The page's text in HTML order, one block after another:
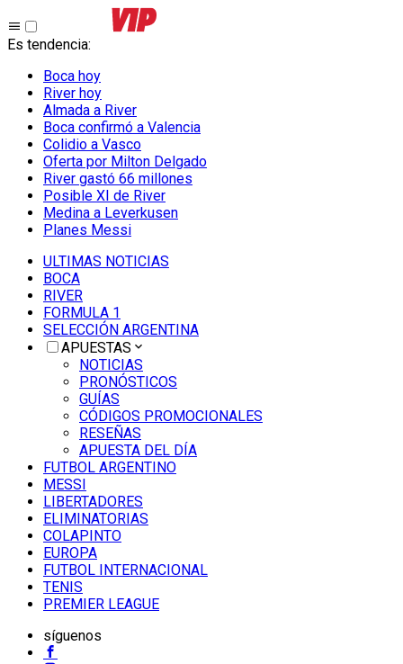
Es tendencia:
Boca hoy
River hoy
Almada a River
Boca confirmó a Valencia
Colidio a Vasco
Oferta por Milton Delgado
River gastó 66 millones
Posible XI de River
Medina a Leverkusen
Planes Messi
ULTIMAS NOTICIAS
BOCA
RIVER
FORMULA 1
SELECCIÓN ARGENTINA
APUESTAS
NOTICIAS
PRONÓSTICOS
GUÍAS
CÓDIGOS PROMOCIONALES
RESEÑAS
APUESTA DEL DÍA
FUTBOL ARGENTINO
MESSI
LIBERTADORES
ELIMINATORIAS
COLAPINTO
EUROPA
FUTBOL INTERNACIONAL
TENIS
PREMIER LEAGUE
síguenos